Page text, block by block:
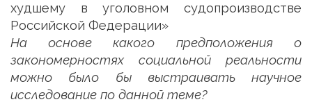
худшему в уголовном судопроизводстве
Российской Федерации»
На основе какого предположения о
закономерностях социальной реальности
можно было бы выстраивать научное
исследование по данной теме?